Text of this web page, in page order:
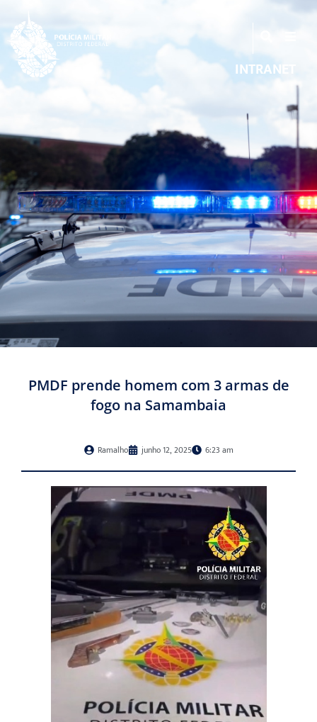
INTRANET
PMDF prende homem com 3 armas de
fogo na Samambaia
Ramalho junho 12, 2025 6:23 am